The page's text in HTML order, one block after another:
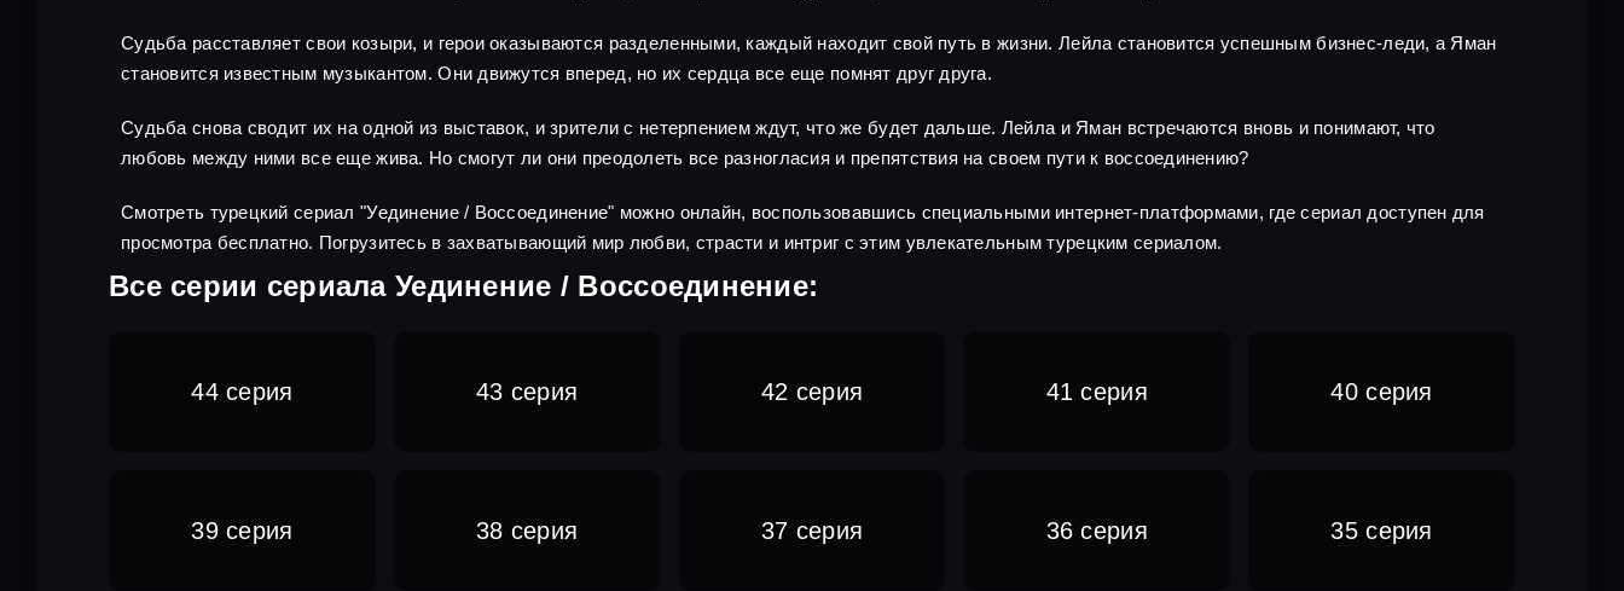
Судьба расставляет свои козыри, и герои оказываются разделенными, каждый находит свой путь в жизни. Лейла становится успешным бизнес-леди, а Яман
становится известным музыкантом. Они движутся вперед, но их сердца все еще помнят друг друга.
Судьба снова сводит их на одной из выставок, и зрители с нетерпением ждут, что же будет дальше. Лейла и Яман встречаются вновь и понимают, что
любовь между ними все еще жива. Но смогут ли они преодолеть все разногласия и препятствия на своем пути к воссоединению?
Смотреть турецкий сериал "Уединение / Воссоединение" можно онлайн, воспользовавшись специальными интернет-платформами, где сериал доступен для
просмотра бесплатно. Погрузитесь в захватывающий мир любви, страсти и интриг с этим увлекательным турецким сериалом.
Все серии сериала Уединение / Воссоединение:
44 серия 43 серия 42 серия 41 серия 40 серия
39 серия 38 серия 37 серия 36 серия 35 серия